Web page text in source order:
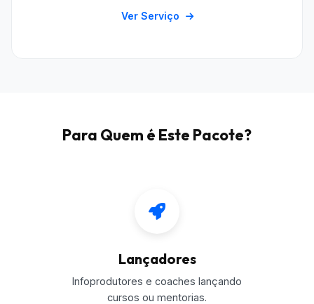
Ver Serviço
Para Quem é Este Pacote?
Lançadores
Infoprodutores e coaches lançando
cursos ou mentorias.